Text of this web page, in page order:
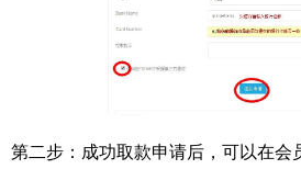
第二步：成功取款申请后，可以在会